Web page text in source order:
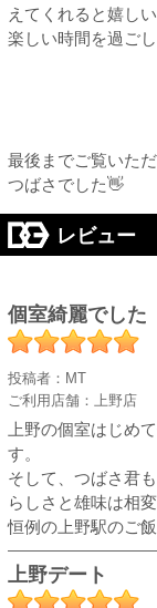
えてくれると嬉し
楽しい時間を過ごし
最後までご覧いた
つばさでした👋
レビュー
個室綺麗でした
投稿者：MT
ご利用店舗：上野店
上野の個室はじめ
す。
そして、つばさ君
らしさと雄味は相変
恒例の上野駅のご
上野デート